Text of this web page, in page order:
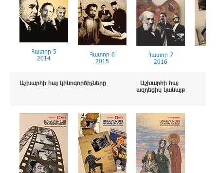
Հատոր 5
2014
Հատոր 6
2015
Հատոր 7
2016
Աշխարհի հայ կինոգործիչները
Աշխարհի հայ
ազդեցիկ կանայք